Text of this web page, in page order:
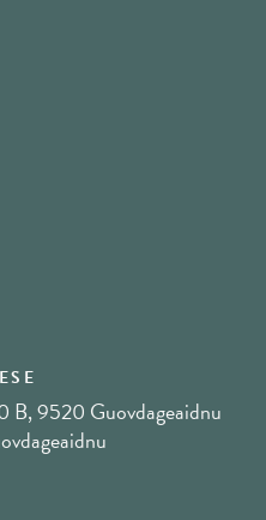
B, 9520 Guovdageaidnu